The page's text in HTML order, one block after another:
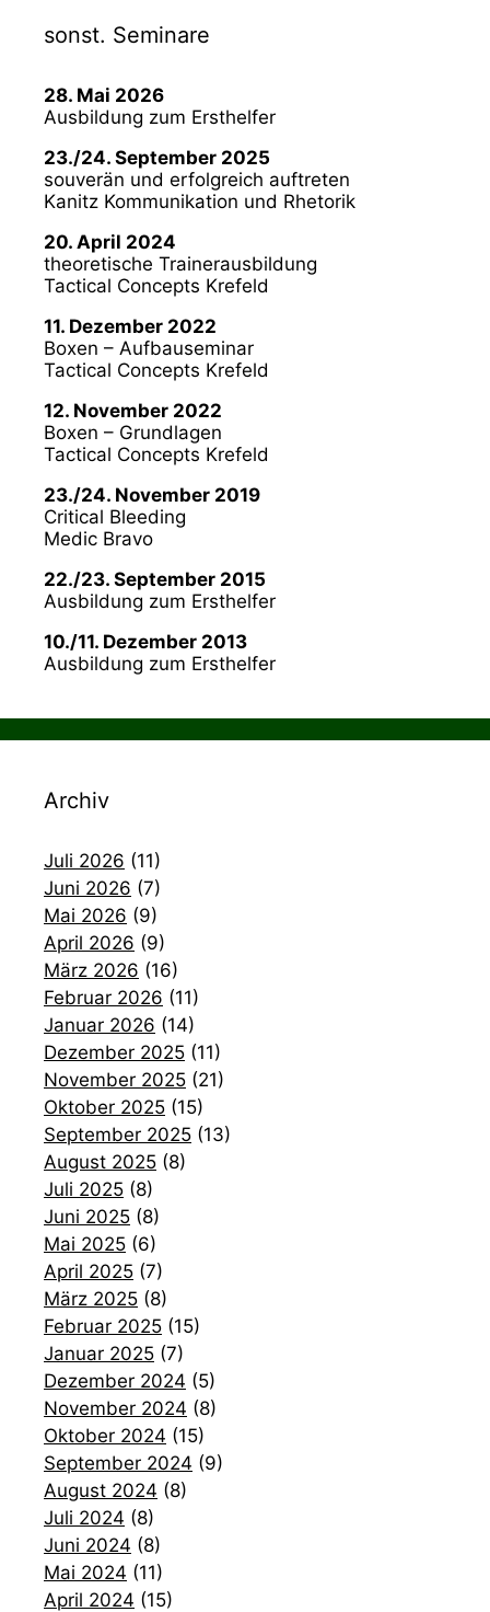
sonst. Seminare
28. Mai 2026
Ausbildung zum Ersthelfer
23./24. September 2025
souverän und erfolgreich auftreten
Kanitz Kommunikation und Rhetorik
20. April 2024
theoretische Trainerausbildung
Tactical Concepts Krefeld
11. Dezember 2022
Boxen – Aufbauseminar
Tactical Concepts Krefeld
12. November 2022
Boxen – Grundlagen
Tactical Concepts Krefeld
23./24. November 2019
Critical Bleeding
Medic Bravo
22./23. September 2015
Ausbildung zum Ersthelfer
10./11. Dezember 2013
Ausbildung zum Ersthelfer
Archiv
Juli 2026 (11)
Juni 2026 (7)
Mai 2026 (9)
April 2026 (9)
März 2026 (16)
Februar 2026 (11)
Januar 2026 (14)
Dezember 2025 (11)
November 2025 (21)
Oktober 2025 (15)
September 2025 (13)
August 2025 (8)
Juli 2025 (8)
Juni 2025 (8)
Mai 2025 (6)
April 2025 (7)
März 2025 (8)
Februar 2025 (15)
Januar 2025 (7)
Dezember 2024 (5)
November 2024 (8)
Oktober 2024 (15)
September 2024 (9)
August 2024 (8)
Juli 2024 (8)
Juni 2024 (8)
Mai 2024 (11)
April 2024 (15)